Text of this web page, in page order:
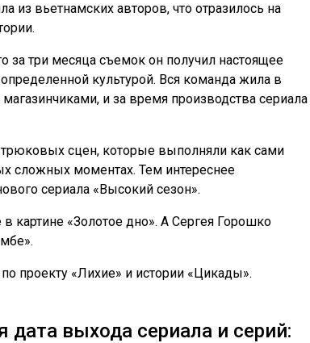
из вьетнамских авторов, что отразилось на
за три месяца съемок он получил настоящее
культурой. Вся команда жила в
и за время производства сериала
трюковых сцен, которые выполняли как сами
сложных моментах. Тем интереснее
сериала «Высокий сезон».
картине «Золотое дно». А Сергея Горошко
проекту «Лихие» и истории «Цикады».
дата выхода сериала и серий: